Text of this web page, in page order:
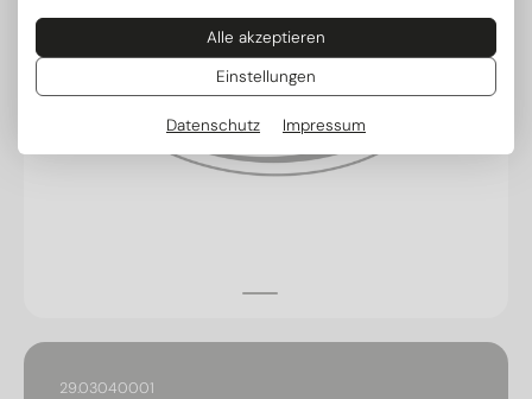
Alle akzeptieren
Einstellungen
Datenschutz Impressum
29.03040001